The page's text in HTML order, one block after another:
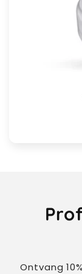
Ontvang